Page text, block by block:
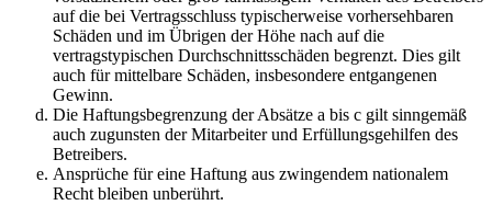
auf die bei Vertragsschluss typischerweise vorhersehbaren
Schäden und im Übrigen der Höhe nach auf die
vertragstypischen Durchschnittsschäden begrenzt. Dies gilt
auch für mittelbare Schäden, insbesondere entgangenen
Gewinn.
Die Haftungsbegrenzung der Absätze a bis c gilt sinngemäß
auch zugunsten der Mitarbeiter und Erfüllungsgehilfen des
Betreibers.
Ansprüche für eine Haftung aus zwingendem nationalem
Recht bleiben unberührt.